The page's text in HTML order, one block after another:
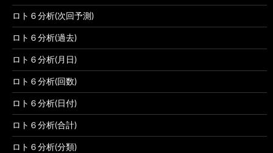
ロト６分析(次回予測)
ロト６分析(過去)
ロト６分析(月日)
ロト６分析(回数)
ロト６分析(日付)
ロト６分析(合計)
ロト６分析(分類)